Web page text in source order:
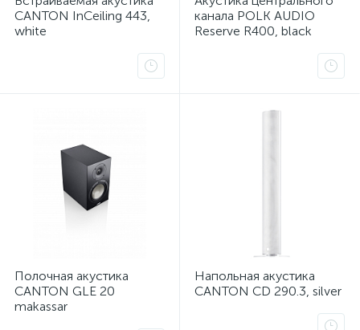
CANTON InCeiling 443,
white
канала POLK AUDIO
Reserve R400, black
Полочная акустика
CANTON GLE 20
makassar
Напольная акустика
CANTON CD 290.3, silver